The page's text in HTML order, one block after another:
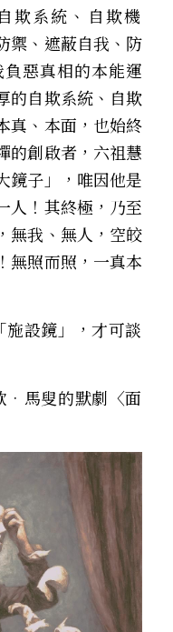
禦、遮蔽自我、防
惡真相的本能運
的自欺系統、自欺
真、本面，也始終
的創啟者，六祖慧
鏡子」，唯因他是
人！其終極，乃至
無我、無人，空皎
無照而照，一真本